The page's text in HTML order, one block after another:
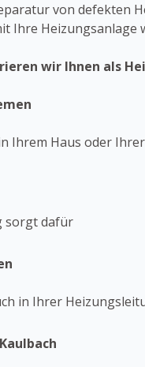
von defekten
Ihre Heizungsanlage
wir Ihnen als
Ihrem Haus oder
sorgt dafür
in Ihrer